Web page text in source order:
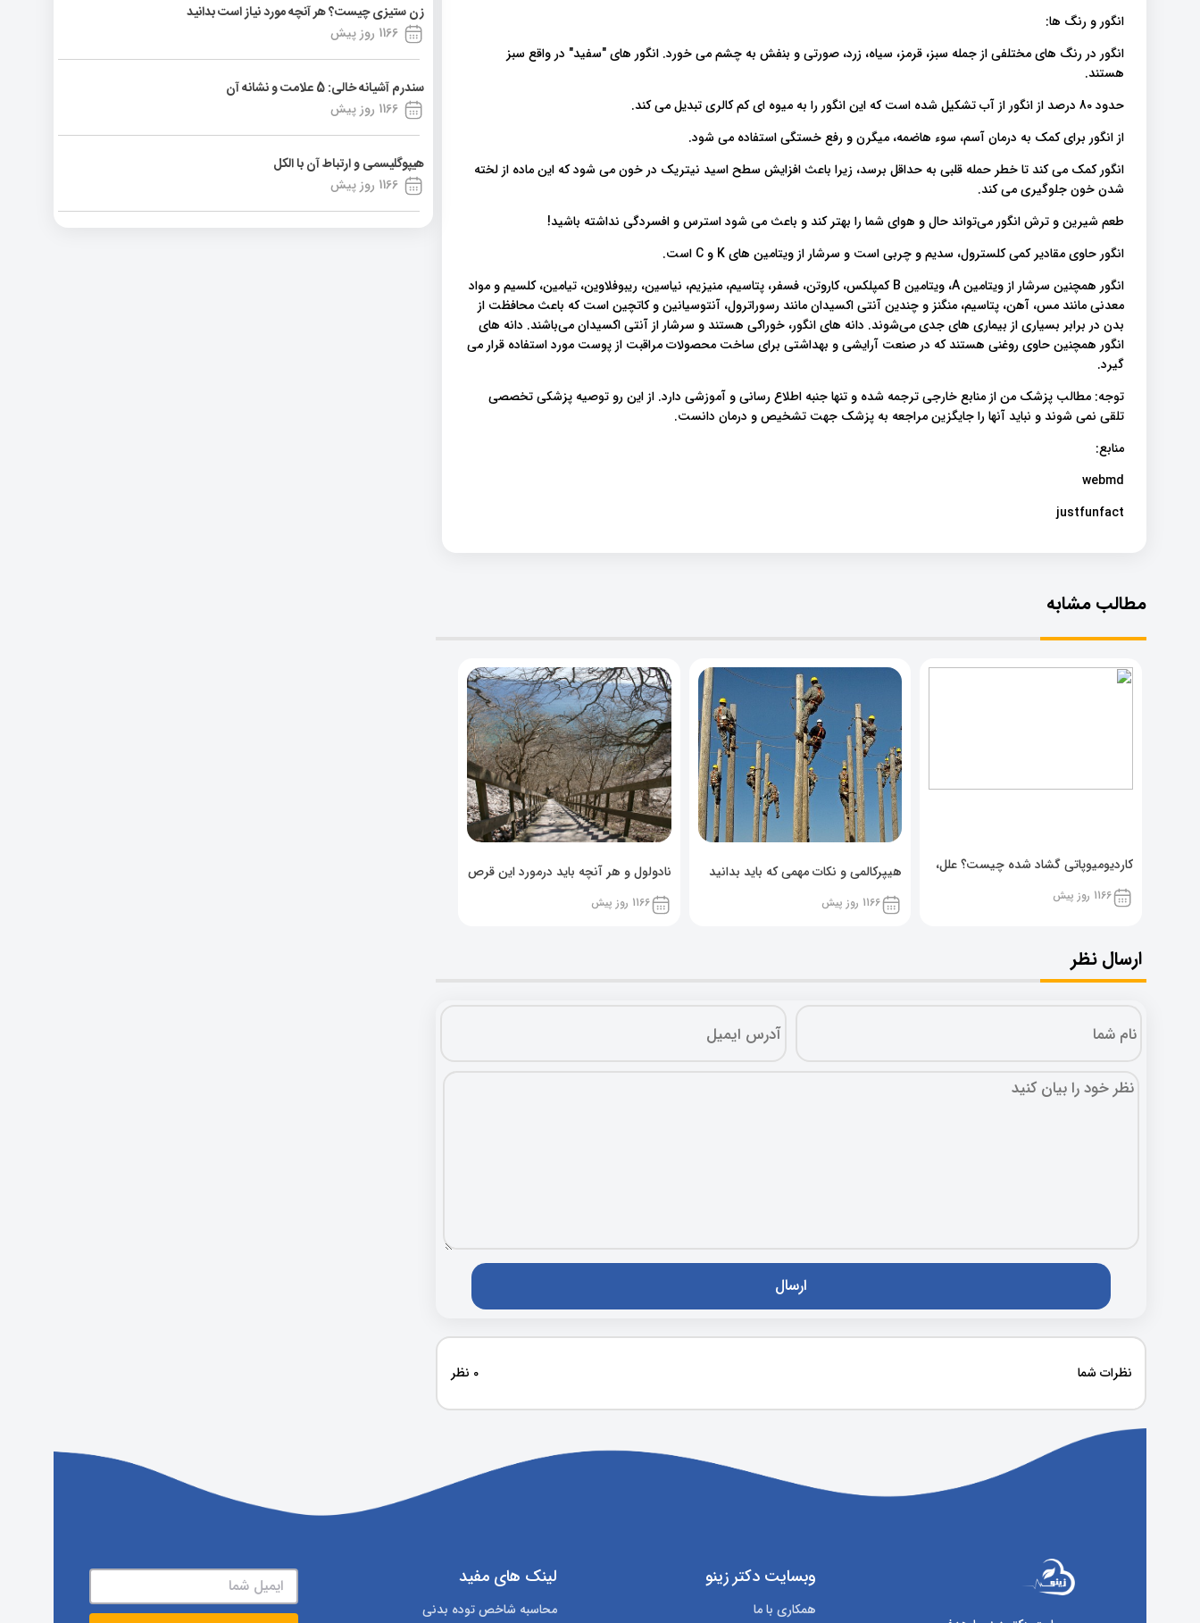
زن ستیزی چیست؟ هر آنچه مورد نیاز است بدانید
1166 روز پیش
سندرم آشیانه خالی: 5 علامت و نشانه آن
1166 روز پیش
هیپوگلیسمی و ارتباط آن با الکل
1166 روز پیش
انگور و رنگ ها:
انگور در رنگ های مختلفی از جمله سبز، قرمز، سیاه، زرد، صورتی و بنفش به چشم می خورد. انگور های "سفید" در واقع سبز
هستند.
حدود 80 درصد از انگور از آب تشکیل شده است که این انگور را به میوه ای کم کالری تبدیل می کند.
از انگور برای کمک به درمان آسم، سوء هاضمه، میگرن و رفع خستگی استفاده می شود.
انگور کمک می کند تا خطر حمله قلبی به حداقل برسد، زیرا باعث افزایش سطح اسید نیتریک در خون می شود که این ماده از لخته
شدن خون جلوگیری می کند.
طعم شیرین و ترش انگور می‌تواند حال و هوای شما را بهتر کند و باعث می شود استرس و افسردگی نداشته باشید!
انگور حاوی مقادیر کمی کلسترول، سدیم و چربی است و سرشار از ویتامین های K و C است.
انگور همچنین سرشار از ویتامین A، ویتامین B کمپلکس، کاروتن، فسفر، پتاسیم، منیزیم، نیاسین، ریبوفلاوین، تیامین، کلسیم و مواد
معدنی مانند مس، آهن، پتاسیم، منگنز و چندین آنتی اکسیدان مانند رسوراترول، آنتوسیانین و کاتچین است که باعث محافظت از
بدن در برابر بسیاری از بیماری های جدی می‌شوند. دانه های انگور، خوراکی هستند و سرشار از آنتی اکسیدان می‌باشند. دانه های
انگور همچنین حاوی روغنی هستند که در صنعت آرایشی و بهداشتی برای ساخت محصولات مراقبت از پوست مورد استفاده قرار می
گیرد.
توجه: مطالب پزشک من از منابع خارجی ترجمه شده و تنها جنبه اطلاع رسانی و آموزشی دارد. از این رو توصیه پزشکی تخصصی
تلقی نمی شوند و نباید آنها را جایگزین مراجعه به پزشک جهت تشخیص و درمان دانست.
منابع:
webmd
justfunfact
مطالب مشابه
کاردیومیوپاتی گشاد شده چیست؟ علل،
پیشگیری و نشانه ها
1166 روز پیش
هیپرکالمی و نکات مهمی که باید بدانید
1166 روز پیش
نادولول و هر آنچه باید درمورد این قرص
خوراکی بدانید!
1166 روز پیش
ارسال نظر
نظرات شما 0 نظر
وبسایت دکتر زینو
همکاری با ما
لینک های مفید
محاسبه شاخص توده بدنی